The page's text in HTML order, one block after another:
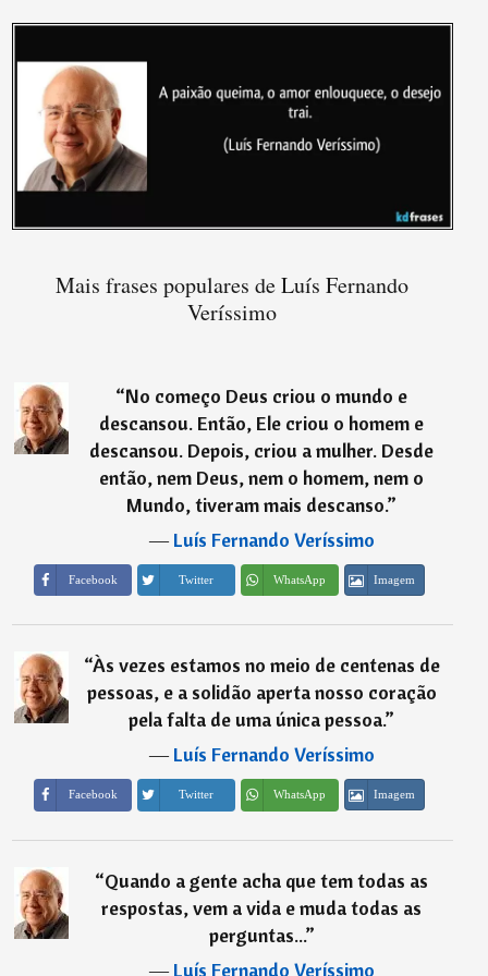
Mais frases populares de Luís Fernando
Veríssimo
“No começo Deus criou o mundo e
descansou. Então, Ele criou o homem e
descansou. Depois, criou a mulher. Desde
então, nem Deus, nem o homem, nem o
Mundo, tiveram mais descanso.”
―Luís Fernando Veríssimo
Facebook Twitter WhatsApp Imagem
“Às vezes estamos no meio de centenas de
pessoas, e a solidão aperta nosso coração
pela falta de uma única pessoa.”
―Luís Fernando Veríssimo
Facebook Twitter WhatsApp Imagem
“Quando a gente acha que tem todas as
respostas, vem a vida e muda todas as
perguntas...”
―Luís Fernando Veríssimo